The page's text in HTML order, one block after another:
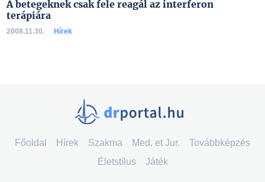
A betegeknek csak fele reagál az interferon
terápiára
2008.11.30. Hírek
Főoldal Hírek Szakma Med. et Jur.
Továbbképzés
Életstílus
Játék